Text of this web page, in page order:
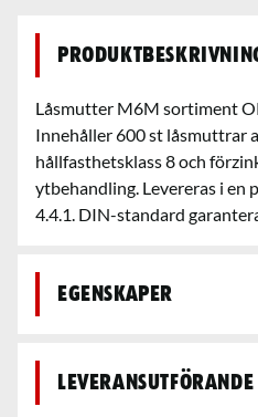
Låsmutter M6M sortiment
Innehåller 600 st låsmuttrar
hållfasthetsklass 8 och
ytbehandling. Levereras i en
4.4.1. DIN-standard
Egenskaper
Leveransutförande